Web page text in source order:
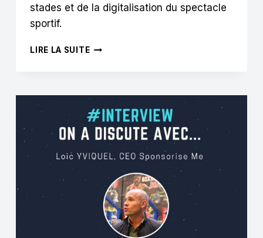
stades et de la digitalisation du spectacle
sportif.
LIRE LA SUITEB.HELLEU
DEVIENT
SUPPORT
À
UNE
CONVERSATION
QUI
S’ENGAGE
LES
MÉDIAS
SOCIAUX »